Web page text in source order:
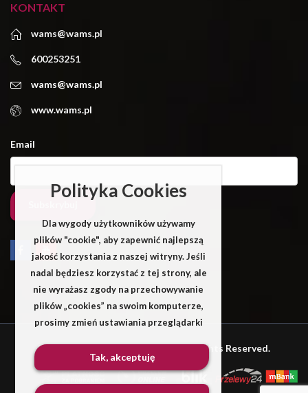
KONTAKT
wams@wams.pl
600253251
wams@wams.pl
www.wams.pl
Email
Wams © 2025 by PressLayouts All Rights Reserved.
Polityka Cookies
Dla wygody użytkowników używamy
plików "cookie", aby zapewnić najlepszą
jakość korzystania z naszej witryny. Jeśli
nadal będziesz korzystać z tej strony, ale
nie wyrażasz zgody na przechowywanie
plików „cookies” na swoim komputerze,
prosimy zmień ustawiania przeglądarki
Tak, akceptuję